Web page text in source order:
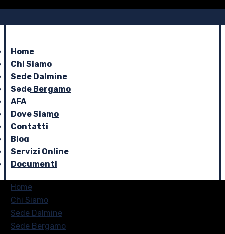
Home
Chi Siamo
Sede Dalmine
Sede Bergamo
AFA
Dove Siamo
Contatti
Blog
Servizi Online
Documenti
Home
Chi Siamo
Sede Dalmine
Sede Bergamo